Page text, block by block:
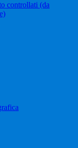
controllati (da